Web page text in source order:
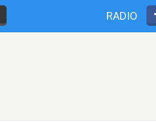
RADIO